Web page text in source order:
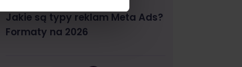
Jakie są typy reklam Meta Ads?
Formaty na 2026